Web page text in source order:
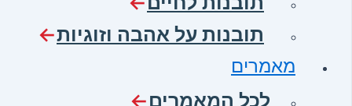
תובנות על אהבה וזוגיות
מאמרים
לכל המאמרים